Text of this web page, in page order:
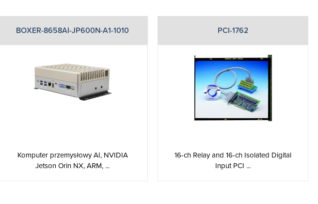
BOXER-8658AI-JP600N-A1-1010
Komputer przemysłowy AI, NVIDIA
Jetson Orin NX, ARM, ...
PCI-1762
16-ch Relay and 16-ch Isolated Digital
Input PCI ...